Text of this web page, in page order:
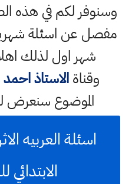
وسنوفر لكم في هذه
مفصل عن اسئلة شهرية
شهر اول لذلك
وقناةالاستاذ
الموضوع سنعرض
اسئلة العربيه